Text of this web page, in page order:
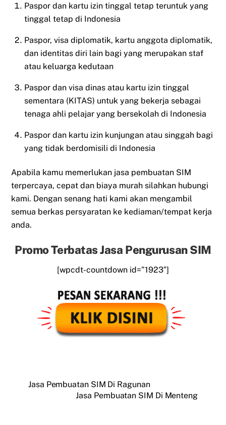
Paspor dan kartu izin tinggal tetap teruntuk yang
tinggal tetap di Indonesia
Paspor, visa diplomatik, kartu anggota diplomatik,
dan identitas diri lain bagi yang merupakan staf
atau keluarga kedutaan
Paspor dan visa dinas atau kartu izin tinggal
sementara (KITAS) untuk yang bekerja sebagai
tenaga ahli pelajar yang bersekolah di Indonesia
Paspor dan kartu izin kunjungan atau singgah bagi
yang tidak berdomisili di Indonesia
Apabila kamu memerlukan jasa pembuatan SIM
terpercaya, cepat dan biaya murah silahkan hubungi
kami. Dengan senang hati kami akan mengambil
semua berkas persyaratan ke kediaman/tempat kerja
anda.
Promo Terbatas Jasa Pengurusan SIM
[wpcdt-countdown id=”1923″]
Jasa Pembuatan SIM Di Ragunan
Jasa Pembuatan SIM Di Menteng